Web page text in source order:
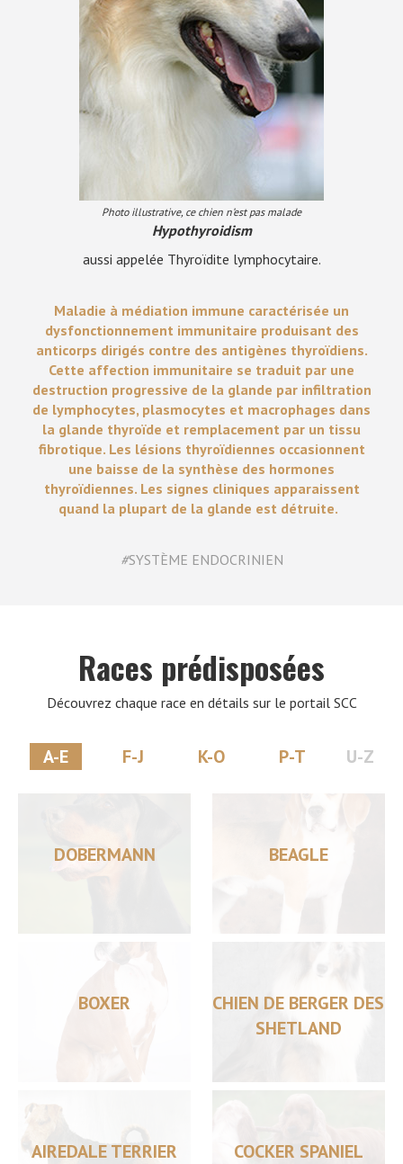
Photo illustrative, ce chien n’est pas malade
Hypothyroidism
aussi appelée Thyroïdite lymphocytaire.
Maladie à médiation immune caractérisée un
dysfonctionnement immunitaire produisant des
anticorps dirigés contre des antigènes thyroïdiens.
Cette affection immunitaire se traduit par une
destruction progressive de la glande par infiltration
de lymphocytes, plasmocytes et macrophages dans
la glande thyroïde et remplacement par un tissu
fibrotique. Les lésions thyroïdiennes occasionnent
une baisse de la synthèse des hormones
thyroïdiennes. Les signes cliniques apparaissent
quand la plupart de la glande est détruite.
#SYSTÈME ENDOCRINIEN
Races prédisposées
Découvrez chaque race en détails sur le portail SCC
A-E F-J K-O P-T U-Z
DOBERMANN BEAGLE
BOXER
CHIEN DE BERGER DES
SHETLAND
AIREDALE TERRIER
COCKER SPANIEL